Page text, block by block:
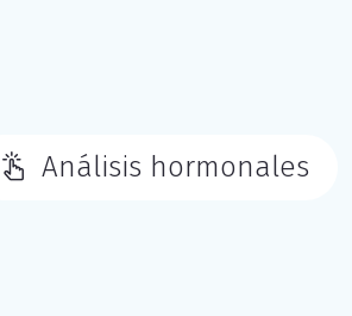
Análisis hormonales